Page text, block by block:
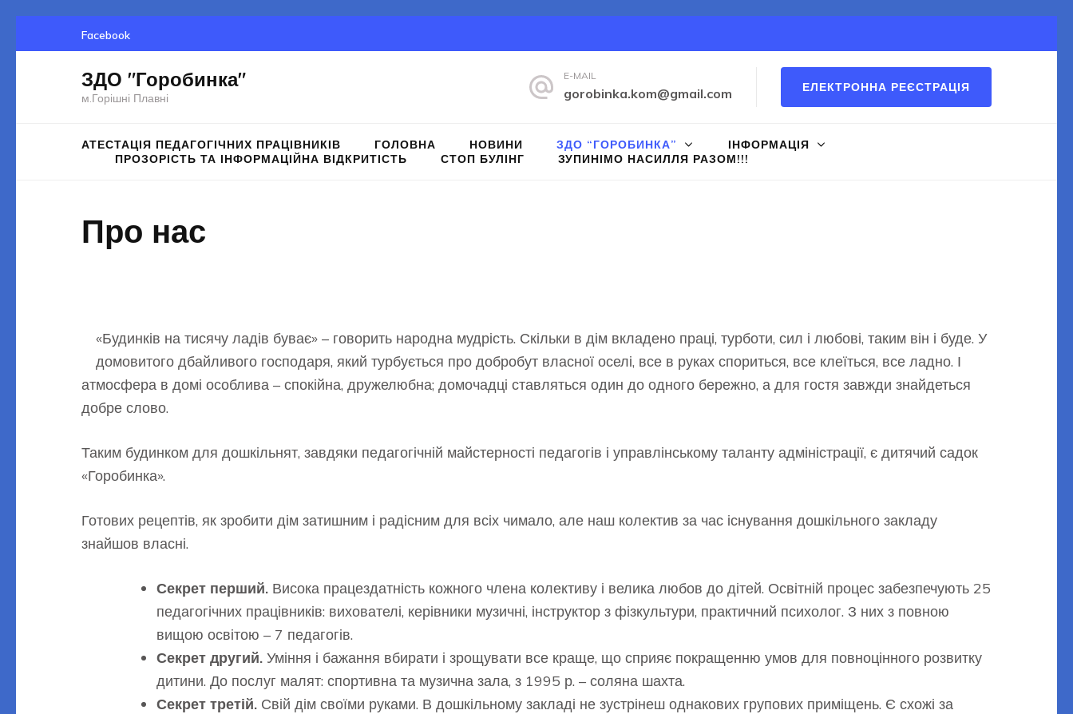
до
Facebook
ЗДО "Горобинка"
м.Горішні Плавні
E-MAIL
gorobinka.kom@gmail.com ЕЛЕКТРОННА РЕЄСТРАЦІЯ
АТЕСТАЦІЯ ПЕДАГОГІЧНИХ ПРАЦІВНИКІВ ГОЛОВНА НОВИНИ ЗДО “ГОРОБИНКА”
ІНФОРМАЦІЯ
ПРОЗОРІСТЬ ТА ІНФОРМАЦІЙНА ВІДКРИТІСТЬ
СТОП БУЛІНГ ЗУПИНІМО НАСИЛЛЯ РАЗОМ!!!
Про нас
«Будинків на тисячу ладів буває» – говорить народна мудрість. Скільки в дім вкладено праці, турботи, сил і любові, таким він і буде. У
домовитого дбайливого господаря, який турбується про добробут власної оселі, все в руках спориться, все клеїться, все ладно. І
атмосфера в домі особлива – спокійна, дружелюбна; домочадці ставляться один до одного бережно, а для гостя завжди знайдеться
добре слово.
Таким будинком для дошкільнят, завдяки педагогічній майстерності педагогів і управлінському таланту адміністрації, є дитячий садок
«Горобинка».
Готових рецептів, як зробити дім затишним і радісним для всіх чимало, але наш колектив за час існування дошкільного закладу
знайшов власні.
Секрет перший. Висока працездатність кожного члена колективу і велика любов до дітей. Освітній процес забезпечують 25
педагогічних працівників: вихователі, керівники музичні, інструктор з фізкультури, практичний психолог. З них з повною
вищою освітою – 7 педагогів.
Секрет другий. Уміння і бажання вбирати і зрощувати все краще, що сприяє покращенню умов для повноцінного розвитку
дитини. До послуг малят: спортивна та музична зала, з 1995 р. – соляна шахта.
Секрет третій. Свій дім своїми руками. В дошкільному закладі не зустрінеш однакових групових приміщень. Є схожі за